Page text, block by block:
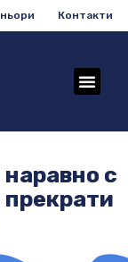
Контакти
с